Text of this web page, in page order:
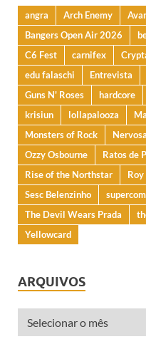
angra Arch Enemy
Bangers Open Air 2026
C6 Fest
carnifex
edu falaschi
Entrevista
Guns N' Roses
hardcore
krisiun
lollapalooza
Monsters of Rock
Nervosa
Ozzy Osbourne
Ratos de
Rise of the Northstar
Sesc Belenzinho
The Devil Wears Prada
Yellowcard
ARQUIVOS